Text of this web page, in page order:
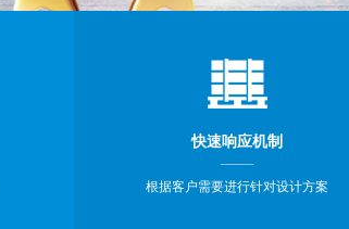
快速响应机制
根据客户需要进行针对设计方案